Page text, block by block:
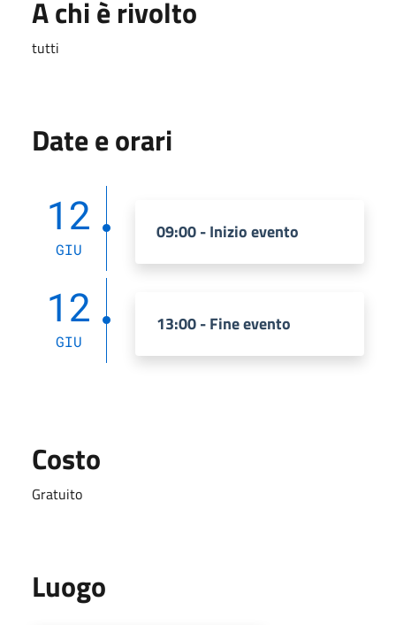
A chi è rivolto
tutti
Date e orari
12
GIU
09:00 - Inizio evento
12
GIU
13:00 - Fine evento
Costo
Gratuito
Luogo